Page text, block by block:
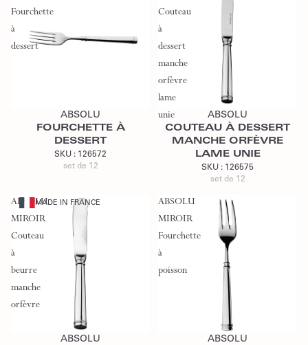
Fourchette
à
dessert
ABSOLU
FOURCHETTE À
DESSERT
SKU : 126572
set de 12
Couteau
à
dessert
manche
orfèvre
lame
unie
Ajouter au devis
ABSOLU
COUTEAU À DESSERT
MANCHE ORFÈVRE
LAME UNIE
SKU : 126575
set de 12
ABSOLU
MIROIR
Couteau
à
beurre
manche
orfèvre
MADE IN FRANCE
Ajouter au devis
ABSOLU
ABSOLU
MIROIR
Fourchette
à
poisson
Ajouter au devis
ABSOLU